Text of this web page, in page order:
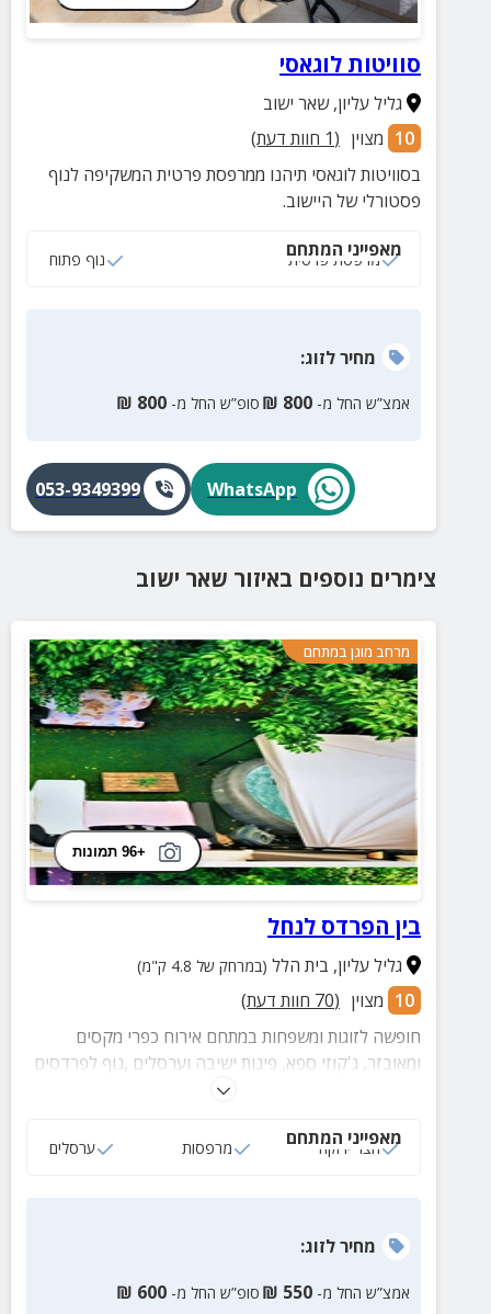
סוויטות לוגאסי
גליל עליון,שאר ישוב
10 מצוין (
1 חוות דעת)
בסוויטות לוגאסי תיהנו ממרפסת פרטית המשקיפה לנוף
פסטורלי של היישוב.
מאפייני המתחם
מרפסת פרטית נוף פתוח
מחירלזוג:
אמצ”ש החל מ- 800
₪ סופ”ש החל מ- 800
₪
WhatsApp
053-9349399
צימרים נוספים באיזור שאר ישוב
מרחב מוגן במתחם
+96 תמונות
בין הפרדס לנחל
גליל עליון, בית הלל (במרחק של 4.8 ק"מ)
10 מצוין (
70 חוות דעת)
חופשה לזוגות ומשפחות במתחם אירוח כפרי מקסים
ומאובזר, ג'קוזי ספא, פינות ישיבה וערסלים ,נוף לפרדסים
עמדת מנגל, בריכה וארוחות עשירות.
מאפייני המתחם
חצר ירוקה מרפסות ערסלים
מחירלזוג:
אמצ”ש החל מ- 550
₪ סופ”ש החל מ- 600
₪